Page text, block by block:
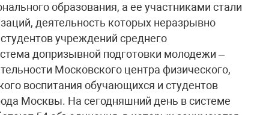
образования, а ее участниками стали
деятельность которых неразрывно
учреждений среднего
допризывной подготовки молодежи –
Московского центра физического,
воспитания обучающихся и студентов
Москвы. На сегодняшний день в системе